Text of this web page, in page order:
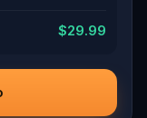
$29.99